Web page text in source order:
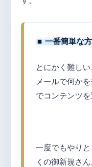
■ 一番簡単な
とにかく難し
メールで何か
でコンテンツを
一度でもやり
くの御新規さ